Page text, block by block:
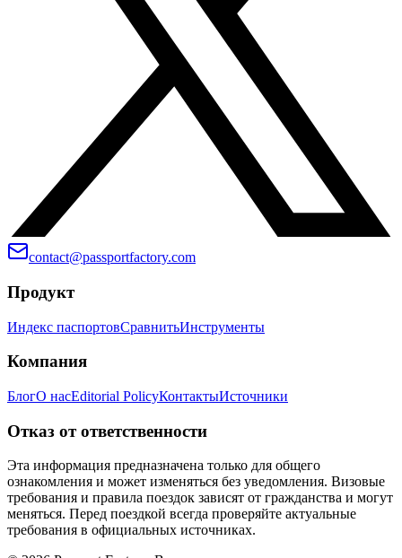
contact@passportfactory.com
Продукт
Индекс паспортовСравнитьИнструменты
Компания
БлогО насEditorial PolicyКонтактыИсточники
Отказ от ответственности
Эта информация предназначена только для общего
ознакомления и может изменяться без уведомления. Визовые
требования и правила поездок зависят от гражданства и могут
меняться. Перед поездкой всегда проверяйте актуальные
требования в официальных источниках.